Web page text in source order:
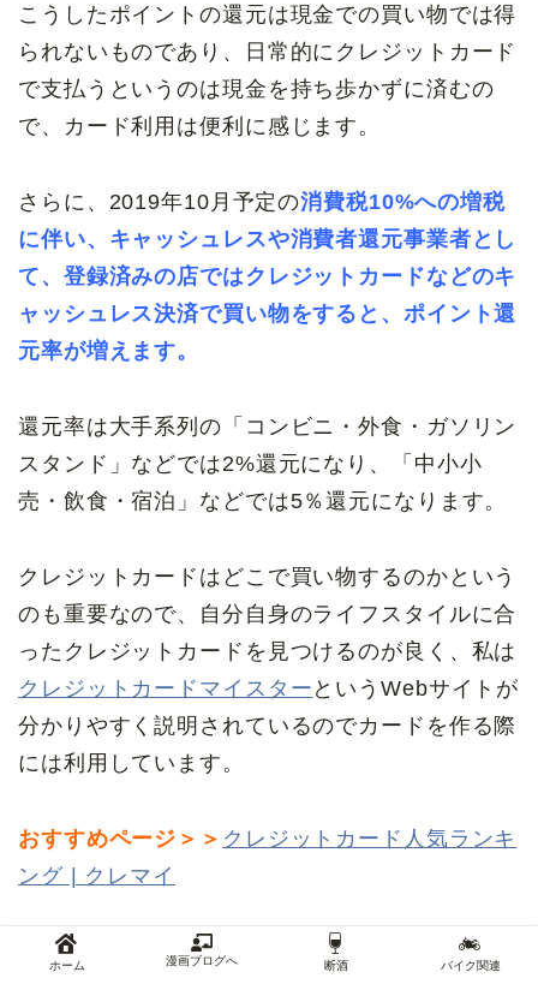
こうしたポイントの還元は現金での買い物では得
られないものであり、日常的にクレジットカード
で支払うというのは現金を持ち歩かずに済むの
で、カード利用は便利に感じます。
さらに、2019年10月予定の消費税10%への増税
に伴い、キャッシュレスや消費者還元事業者とし
て、登録済みの店ではクレジットカードなどのキ
ャッシュレス決済で買い物をすると、ポイント還
元率が増えます。
還元率は大手系列の「コンビニ・外食・ガソリン
スタンド」などでは2%還元になり、「中小小
売・飲食・宿泊」などでは5％還元になります。
クレジットカードはどこで買い物するのかという
のも重要なので、自分自身のライフスタイルに合
ったクレジットカードを見つけるのが良く、私は
クレジットカードマイスター というWebサイトが
分かりやすく説明されているのでカードを作る際
には利用しています。
おすすめページ＞＞ クレジットカード人気ランキ
ング | クレマイ
ホーム 漫画ブログへ 断酒 バイク関連